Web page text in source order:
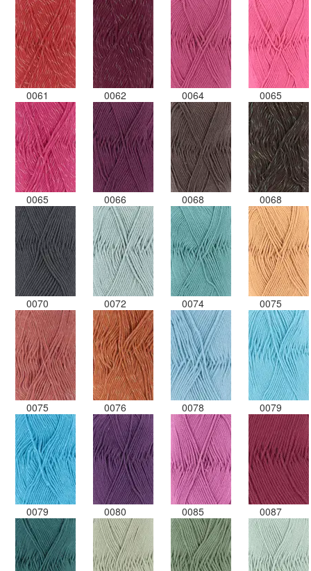
0061 0062 0064 0065
0065 0066 0068 0068
0070 0072 0074 0075
0075 0076 0078 0079
0079 0080 0085 0087